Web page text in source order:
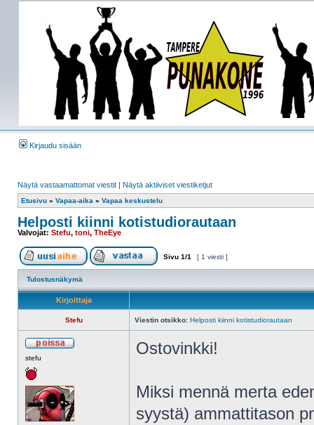
Kirjaudu sisään
Näytä vastaamattomat viestit | Näytä aktiiviset viestiketjut
Etusivu » Vapaa-aika » Vapaa keskustelu
Helposti kiinni kotistudiorautaan
Valvojat: Stefu, toni, TheEye
Sivu 1/1 [ 1 viesti ]
Tulostusnäkymä
Kirjoittaja
Stefu Viestin otsikko: Helposti kiinni kotistudiorautaan
stefu
Ostovinkki!
Miksi mennä merta
syystä) ammattitason